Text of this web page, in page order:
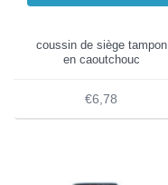
coussin de siège tampon
en caoutchouc
€6,78